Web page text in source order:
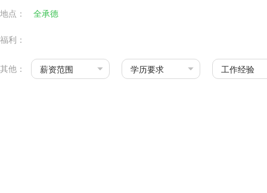
地点： 全承德
福利：
其他： 薪资范围 学历要求 工作经验